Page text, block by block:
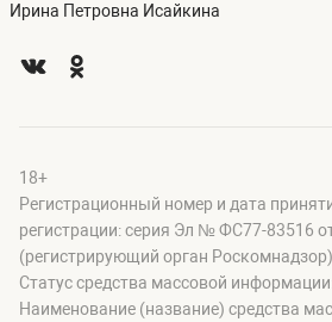
Ирина Петровна Исайкина
18+
Регистрационный номер и дата
регистрации: серия Эл № ФС77-83516
(регистрирующий орган Роскомнадзор)
Статус средства массовой
Наименование (название) средства